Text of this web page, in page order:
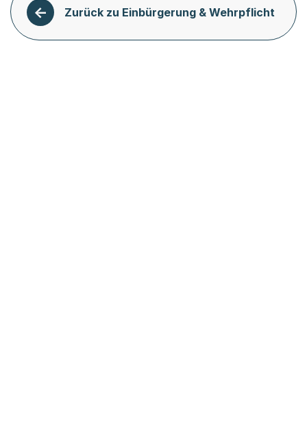
Zurück zu Einbürgerung & Wehrpflicht